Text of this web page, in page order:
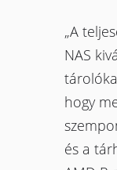
„A
NAS
hogy
és a